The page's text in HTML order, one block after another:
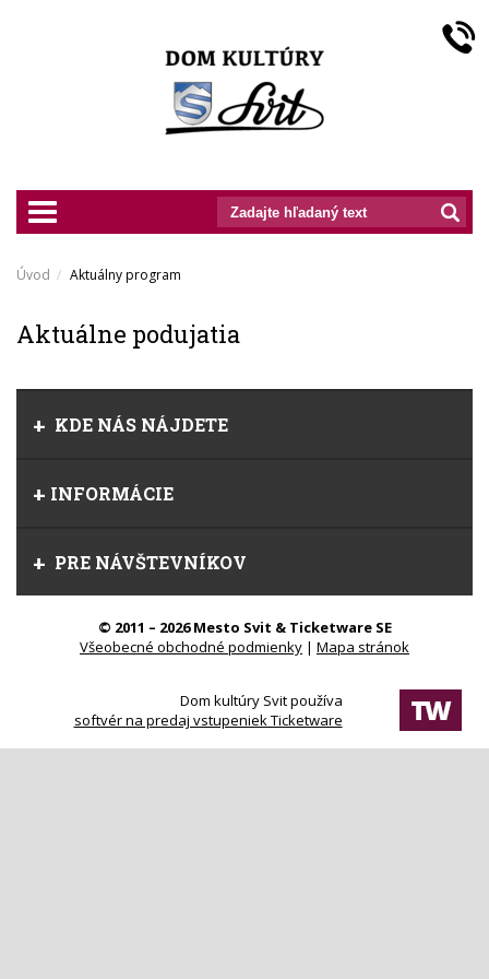
prepnut_navigaciu
Úvod Aktuálny program
Aktuálne podujatia
KDE NÁS NÁJDETE
INFORMÁCIE
PRE NÁVŠTEVNÍKOV
© 2011 – 2026 Mesto Svit & Ticketware SE
Všeobecné obchodné podmienky | Mapa stránok
Dom kultúry Svit používa
softvér na predaj vstupeniek Ticketware